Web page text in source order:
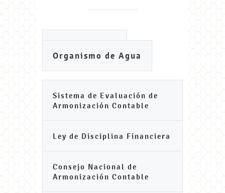
Organismo de Agua
Sistema de Evaluación de
Armonización Contable
Ley de Disciplina Financiera
Consejo Nacional de
Armonización Contable